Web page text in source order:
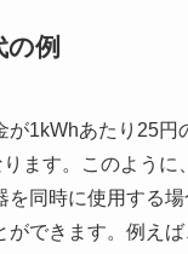
例
が1kWhあたり25
ります。このよう
を同時に使用する
ができます。例え